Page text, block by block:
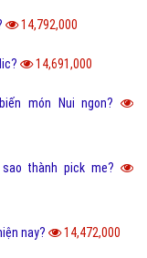
14,792,000
14,691,000
món Nui ngon?
thành pick me?
nay? 14,472,000